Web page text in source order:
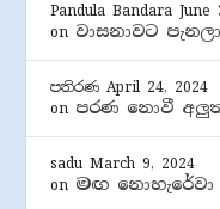
Pandula Bandara June
on වාසනාවට
පතිරණ April 24, 2024
on පරණ නොවී
sadu March 9, 2024
on මඟ